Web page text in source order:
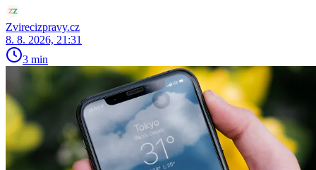
Zvirecizpravy.cz
8. 8. 2026, 21:31
3 min